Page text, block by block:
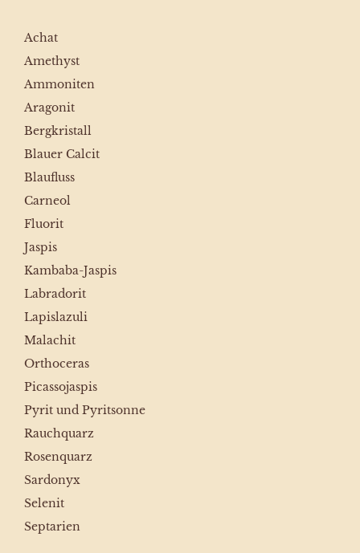
Achat
Amethyst
Ammoniten
Aragonit
Bergkristall
Blauer Calcit
Blaufluss
Carneol
Fluorit
Jaspis
Kambaba-Jaspis
Labradorit
Lapislazuli
Malachit
Orthoceras
Picassojaspis
Pyrit und Pyritsonne
Rauchquarz
Rosenquarz
Sardonyx
Selenit
Septarien